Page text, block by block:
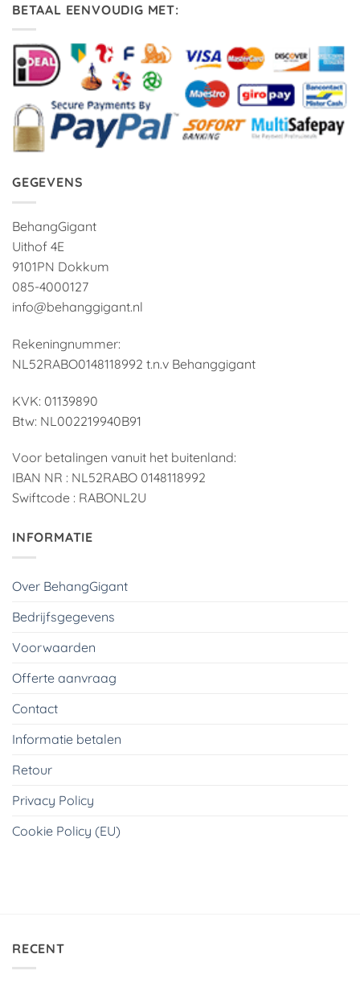
BETAAL EENVOUDIG MET:
GEGEVENS
BehangGigant
Uithof 4E
9101PN Dokkum
085-4000127
info@behanggigant.nl
Rekeningnummer:
NL52RABO0148118992 t.n.v Behanggigant
KVK: 01139890
Btw: NL002219940B91
Voor betalingen vanuit het buitenland:
IBAN NR : NL52RABO 0148118992
Swiftcode : RABONL2U
INFORMATIE
Over BehangGigant
Bedrijfsgegevens
Voorwaarden
Offerte aanvraag
Contact
Informatie betalen
Retour
Privacy Policy
Cookie Policy (EU)
RECENT